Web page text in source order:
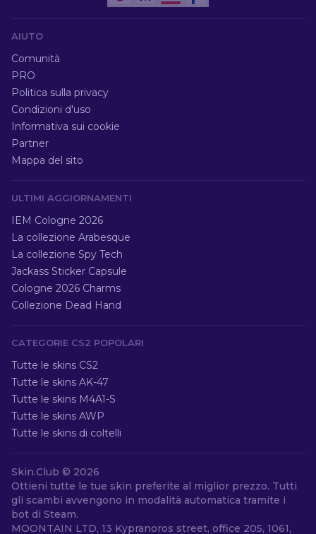
AIUTO
Comunità
PRO
Politica sulla privacy
Condizioni d'uso
Informativa sui cookie
Partner
Mappa del sito
ULTIMI AGGIORNAMENTI
IEM Cologne 2026
La collezione Arabesque
La collezione Spy Tech
Jackass Sticker Capsule
Cologne 2026 Charms
Collezione Dead Hand
CATEGORIE CS2 POPOLARI
Tutte le skins CS2
Tutte le skins AK-47
Tutte le skins M4A1-S
Tutte le skins AWP
Tutte le skins di coltelli
Skin.Club © 2026
Ottieni tutte le tue skin preferite al miglior prezzo. Tutti
gli scambi avvengono in modalità automatica tramite i
bot di Steam.
MOONTAIN LTD, 13 Kypranoros street, office 205, 1061,